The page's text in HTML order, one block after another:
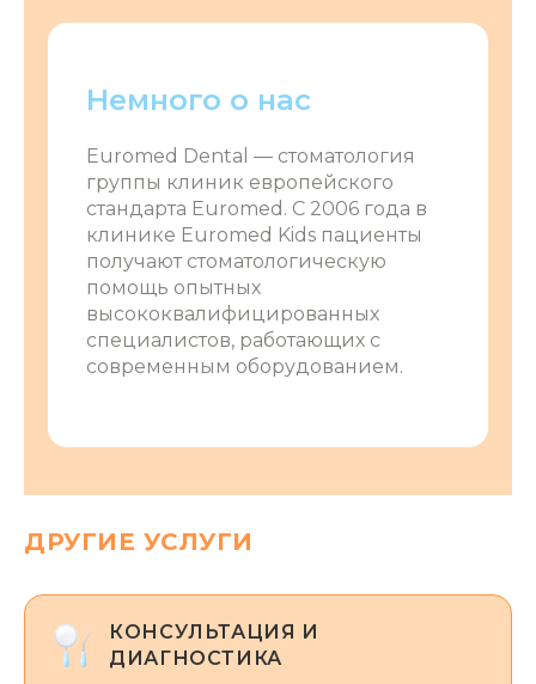
Немного о нас
Euromed Dental ― стоматология
группы клиник европейского
стандарта Euromed. С 2006 года в
клинике Euromed Kids пациенты
получают стоматологическую
помощь опытных
высококвалифицированных
специалистов, работающих с
современным оборудованием.
ДРУГИЕ УСЛУГИ
КОНСУЛЬТАЦИЯ И
ДИАГНОСТИКА